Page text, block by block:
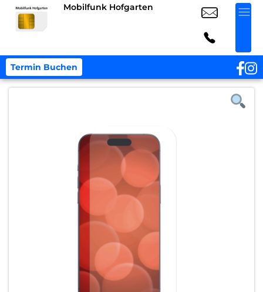
Mobilfunk Hofgarten
Termin Buchen